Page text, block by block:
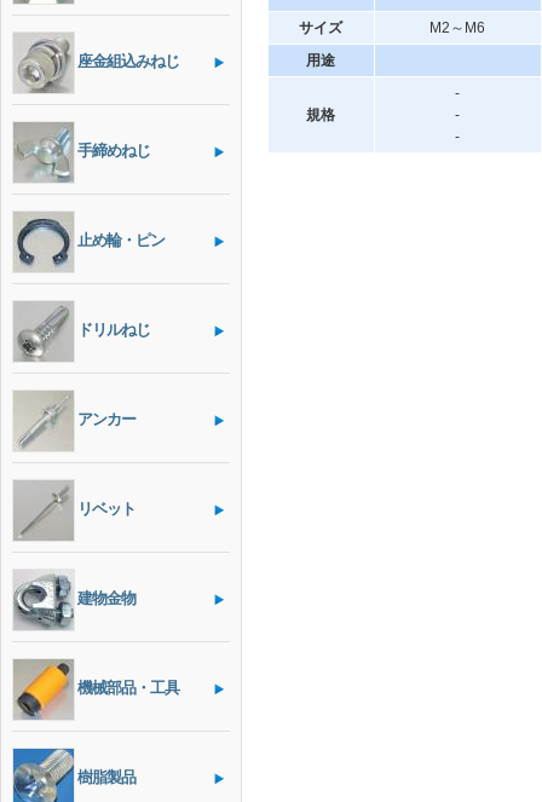
座金組込みねじ
手締めねじ
止め輪・ピン
ドリルねじ
アンカー
リベット
建物金物
機械部品・工具
樹脂製品
サイズ
M2～M6
用途
規格
-
-
-